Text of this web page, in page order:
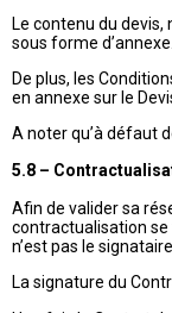
Le contenu du
sous forme d’annexe.
De plus, les
en annexe sur le
A noter qu’à défaut
5.8 –
Afin de valider sa
contractualisation se
n’est pas le
La signature du